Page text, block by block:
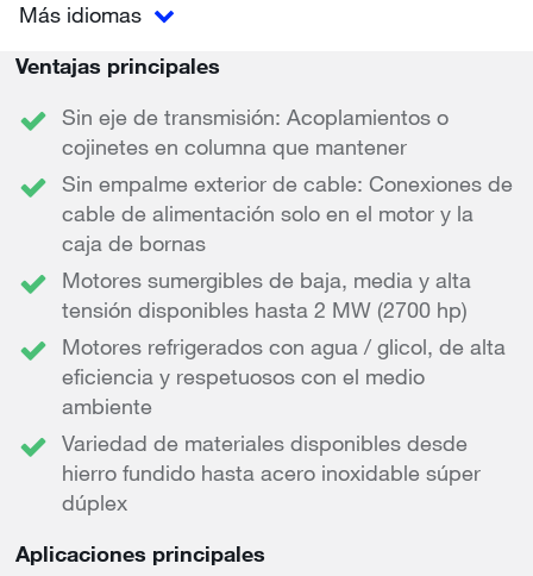
Más idiomas
Ventajas principales
Sin eje de transmisión: Acoplamientos o
cojinetes en columna que mantener
Sin empalme exterior de cable: Conexiones de
cable de alimentación solo en el motor y la
caja de bornas
Motores sumergibles de baja, media y alta
tensión disponibles hasta 2 MW (2700 hp)
Motores refrigerados con agua / glicol, de alta
eficiencia y respetuosos con el medio
ambiente
Variedad de materiales disponibles desde
hierro fundido hasta acero inoxidable súper
dúplex
Aplicaciones principales